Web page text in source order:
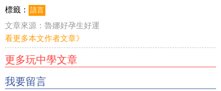
標籤： 語言
文章來源： 魯娜好孕生好運
看更多本文作者文章》
更多玩中學文章
我要留言